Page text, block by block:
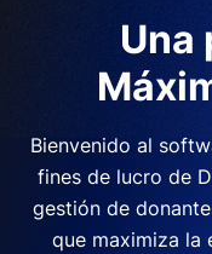
Una
Bienvenido al
fines de lucro de
gestión de
que maximiza la